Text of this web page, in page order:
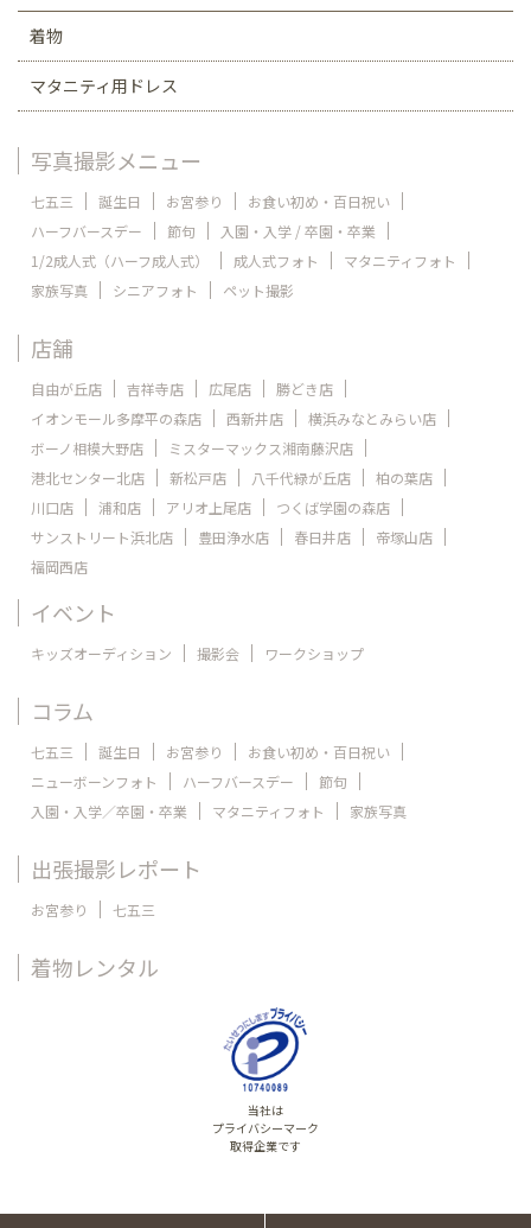
着物
マタニティ用ドレス
写真撮影メニュー
七五三 誕生日 お宮参り
お食い初め・百日祝い
ハーフバースデー
節句
入園・入学 / 卒園・卒業
1/2成人式（ハーフ成人式）
成人式フォト
マタニティフォト
家族写真
シニアフォト ペット撮影
店舗
自由が丘店 吉祥寺店 広尾店
勝どき店
イオンモール多摩平の森店
西新井店
横浜みなとみらい店
ボーノ相模大野店
ミスターマックス湘南藤沢店
港北センター北店
新松戸店 八千代緑が丘店
柏の葉店
川口店
浦和店 アリオ上尾店
つくば学園の森店
サンストリート浜北店
豊田浄水店 春日井店
帝塚山店
福岡西店
イベント
キッズオーディション 撮影会 ワークショップ
コラム
七五三 誕生日 お宮参り
お食い初め・百日祝い
ニューボーンフォト
ハーフバースデー
節句
入園・入学／卒園・卒業
マタニティフォト 家族写真
出張撮影レポート
お宮参り 七五三
着物レンタル
当社は
プライバシーマーク
取得企業です